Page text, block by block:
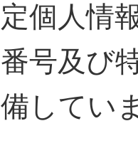
定個人情
番号及び
備してい